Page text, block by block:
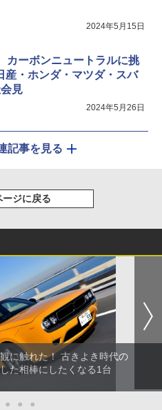
2024年5月15日
カーボンニュートラルに挑
産・ホンダ・マツダ・スバ
見
2024年5月26日
記事を見る
ージに戻る
に触れた！ 古きよき時代の
た相棒にしたくなる1台
● ● ●